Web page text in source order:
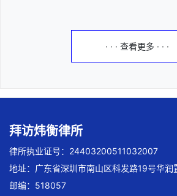
· · · 查看更多 · · ·
拜访炜衡律所
律所执业证号：24403200511032007
地址：广东省深圳市南山区科发路19号华润
邮编：518057